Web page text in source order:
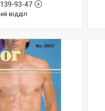
93-47
відділ